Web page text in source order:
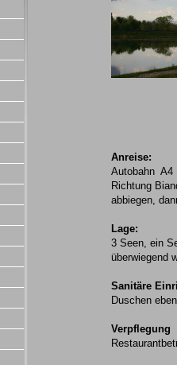
Anreise:
Autobahn A4
Richtung
abbiegen,
Lage:
3 Seen, ein
überwiegend
Sanitäre
Duschen
Verpflegung